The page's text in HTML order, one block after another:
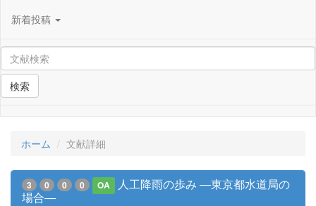
新着投稿
検索
ホーム 文献詳細
3 0 0 0 OA
人工降雨の歩み ―東京都水道局の
場合―